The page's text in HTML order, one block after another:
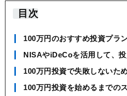
目次
100万円のおすすめ投資プラ
NISAやiDeCoを活用して、
100万円投資で失敗しないた
100万円投資を始めるまでの